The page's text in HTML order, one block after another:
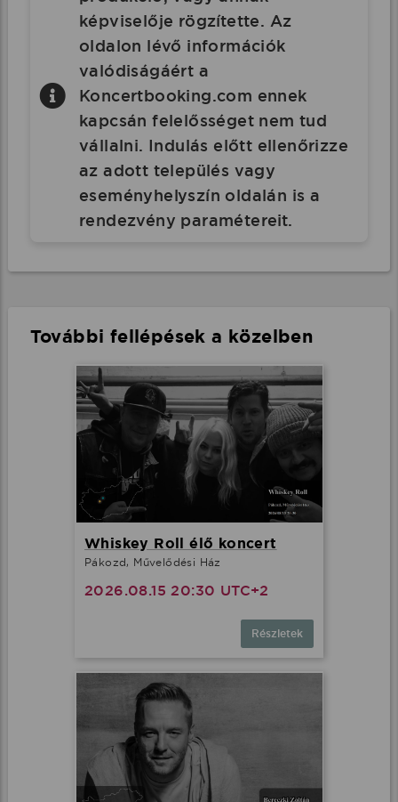
képviselője rögzítette. Az
oldalon lévő információk
valódiságáért a
Koncertbooking.com ennek
kapcsán felelősséget nem tud
vállalni. Indulás előtt ellenőrizze
az adott település vagy
eseményhelyszín oldalán is a
rendezvény paramétereit.
További fellépések a közelben
Whiskey Roll élő koncert
Pákozd, Művelődési Ház
2026.08.15 20:30 UTC+2
Részletek